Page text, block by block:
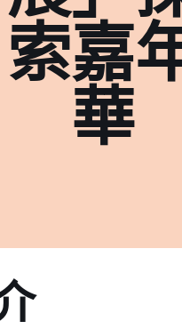
索嘉
華